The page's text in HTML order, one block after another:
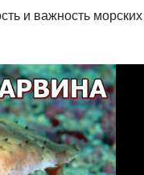
и важность морских